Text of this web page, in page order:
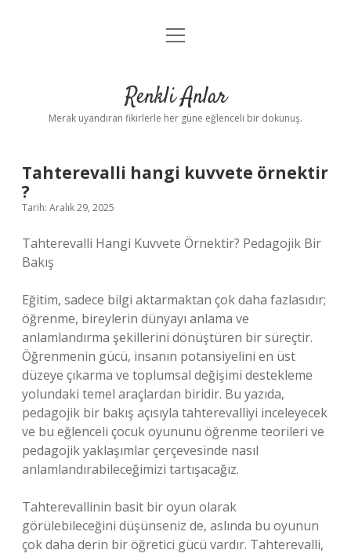
Anasayfa
Yasal Uyarı
menüyü
Renkli Anlar
Merak uyandıran fikirlerle her güne eğlenceli bir dokunuş.
Tahterevalli hangi kuvvete örnektir
?
Tarih: Aralık 29, 2025
Tahterevalli Hangi Kuvvete Örnektir? Pedagojik Bir
Bakış
Eğitim, sadece bilgi aktarmaktan çok daha fazlasıdır;
öğrenme, bireylerin dünyayı anlama ve
anlamlandırma şekillerini dönüştüren bir süreçtir.
Öğrenmenin gücü, insanın potansiyelini en üst
düzeye çıkarma ve toplumsal değişimi destekleme
yolundaki temel araçlardan biridir. Bu yazıda,
pedagojik bir bakış açısıyla tahterevalliyi inceleyecek
ve bu eğlenceli çocuk oyununu öğrenme teorileri ve
pedagojik yaklaşımlar çerçevesinde nasıl
anlamlandırabileceğimizi tartışacağız.
Tahterevallinin basit bir oyun olarak
görülebileceğini düşünseniz de, aslında bu oyunun
çok daha derin bir öğretici gücü vardır. Tahterevalli,